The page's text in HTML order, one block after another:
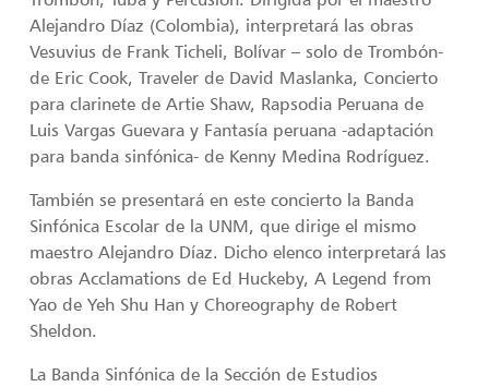
Alejandro Díaz (Colombia), interpretará las obras
Vesuvius de Frank Ticheli, Bolívar – solo de Trombón-
de Eric Cook, Traveler de David Maslanka, Concierto
para clarinete de Artie Shaw, Rapsodia Peruana de
Luis Vargas Guevara y Fantasía peruana -adaptación
para banda sinfónica- de Kenny Medina Rodríguez.
También se presentará en este concierto la Banda
Sinfónica Escolar de la UNM, que dirige el mismo
maestro Alejandro Díaz. Dicho elenco interpretará las
obras Acclamations de Ed Huckeby, A Legend from
Yao de Yeh Shu Han y Choreography de Robert
Sheldon.
La Banda Sinfónica de la Sección de Estudios